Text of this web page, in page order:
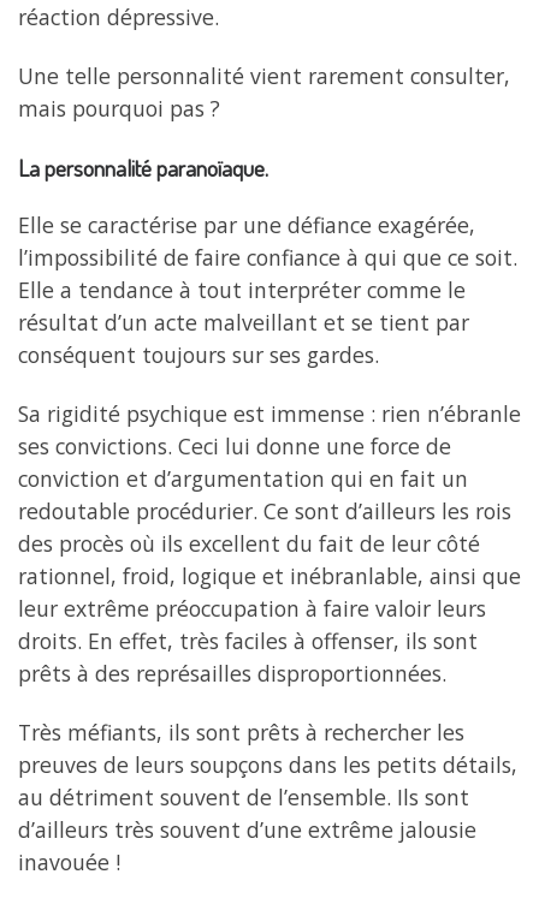
réaction dépressive.
Une telle personnalité vient rarement consulter,
mais pourquoi pas ?
La personnalité paranoïaque.
Elle se caractérise par une défiance exagérée,
l’impossibilité de faire confiance à qui que ce soit.
Elle a tendance à tout interpréter comme le
résultat d’un acte malveillant et se tient par
conséquent toujours sur ses gardes.
Sa rigidité psychique est immense : rien n’ébranle
ses convictions. Ceci lui donne une force de
conviction et d’argumentation qui en fait un
redoutable procédurier. Ce sont d’ailleurs les rois
des procès où ils excellent du fait de leur côté
rationnel, froid, logique et inébranlable, ainsi que
leur extrême préoccupation à faire valoir leurs
droits. En effet, très faciles à offenser, ils sont
prêts à des représailles disproportionnées.
Très méfiants, ils sont prêts à rechercher les
preuves de leurs soupçons dans les petits détails,
au détriment souvent de l’ensemble. Ils sont
d’ailleurs très souvent d’une extrême jalousie
inavouée !